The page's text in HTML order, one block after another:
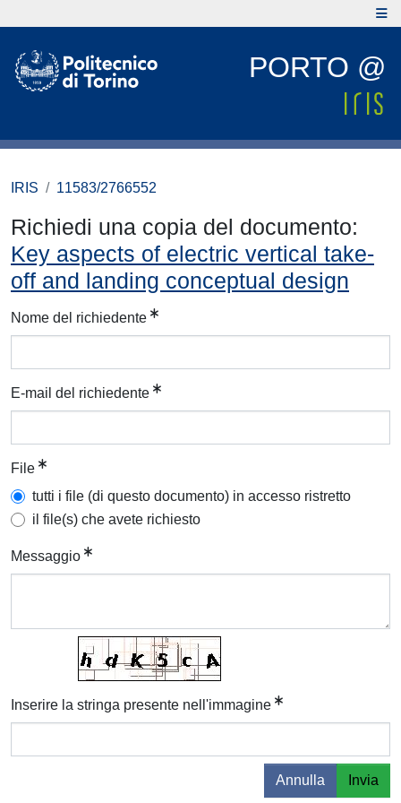
PORTO @
IRIS 11583/2766552
Richiedi una copia del documento:
Key aspects of electric vertical take-
off and landing conceptual design
Nome del richiedente
E-mail del richiedente
File
tutti i file (di questo documento) in accesso ristretto
il file(s) che avete richiesto
Messaggio
Inserire la stringa presente nell'immagine
Annulla Invia